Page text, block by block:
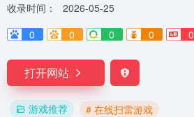
收录时间：
2026-05-25
0
0 0 0 0
打开网站
游戏推荐 # 在线扫雷游戏